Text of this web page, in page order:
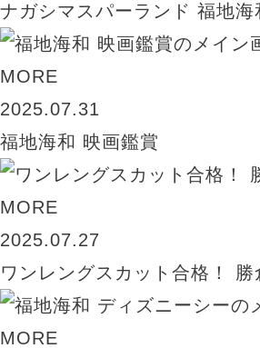
ナガシマスパーランド 福地海
MORE
2025.07.31
福地海和 映画鑑賞
MORE
2025.07.27
ワンレングスカット合格！ 勝
MORE